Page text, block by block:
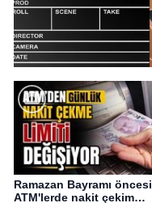
Ramazan Bayramı öncesi
ATM'lerde nakit çekim